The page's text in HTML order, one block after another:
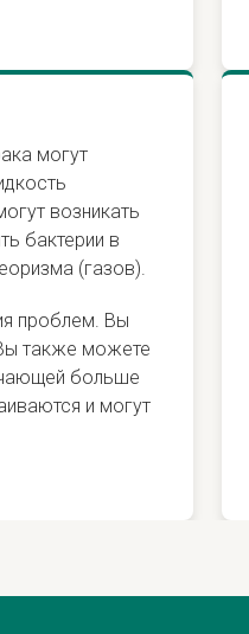
могут
возникать
бактерии в
(газов).
проблем. Вы
также можете
больше
и могут